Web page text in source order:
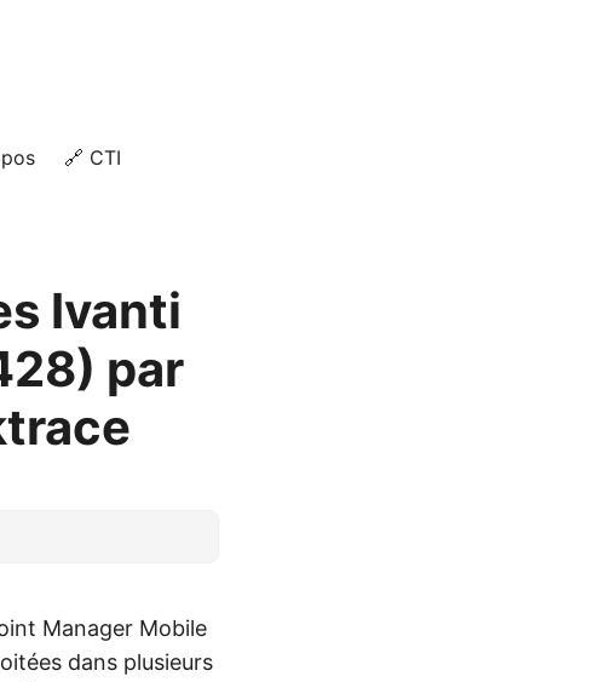
🔗 CTI
Ivanti
par
Manager Mobile
dans plusieurs